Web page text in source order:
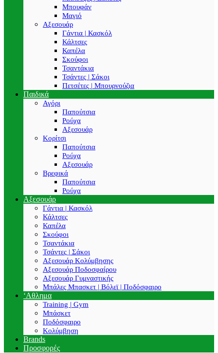
Μπουφάν
Μαγιό
Αξεσουάρ
Γάντια | Κασκόλ
Κάλτσες
Καπέλα
Σκούφοι
Τσαντάκια
Τσάντες | Σάκοι
Πετσέτες | Μπουρνούζια
Παιδικά
Αγόρι
Παπούτσια
Ρούχα
Αξεσουάρ
Κορίτσι
Παπούτσια
Ρούχα
Αξεσουάρ
Βρεφικά
Παπούτσια
Ρούχα
Αξεσουάρ
Γάντια | Κασκόλ
Κάλτσες
Καπέλα
Σκούφοι
Τσαντάκια
Τσάντες | Σάκοι
Αξεσουάρ Κολύμβησης
Αξεσουάρ Ποδοσφαίρου
Αξεσουάρ Γυμναστικής
Μπάλες Μπασκετ | Βόλεϊ | Ποδόσφαιρο
‘Αθλημα
Training | Gym
Μπάσκετ
Ποδόσφαιρο
Κολύμβηση
Brands
Προσφορές